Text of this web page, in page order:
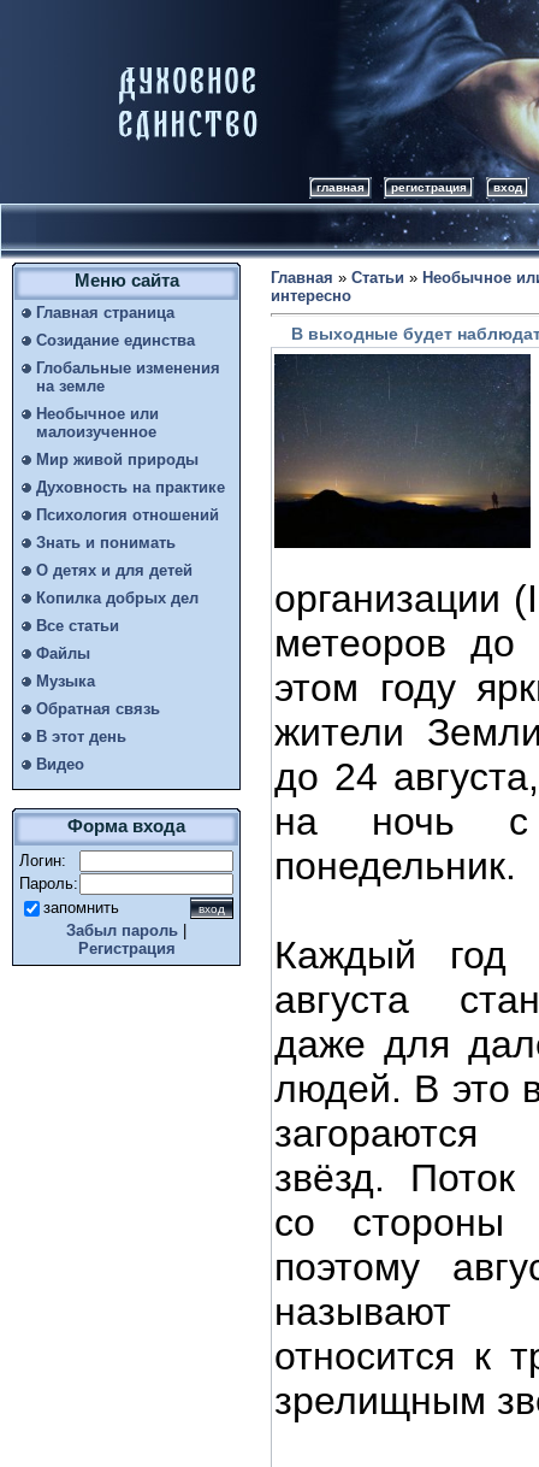
главная регистрация вход
Меню сайта
Главная страница
Созидание единства
Глобальные изменения
на земле
Необычное или
малоизученное
Мир живой природы
Духовность на практике
Психология отношений
Знать и понимать
О детях и для детей
Копилка добрых дел
Все статьи
Файлы
Музыка
Обратная связь
В этот день
Видео
Форма входа
Логин:
Пароль:
запомнить
Забыл пароль
Регистрация
Главная » Статьи » Необычное
интересно
В выходные будет
организации
метеоров
этом году
жители
до 24
на ночь с
понедельник.
Каждый
августа
даже для
людей. В это
звёзд. Поток
со стороны
поэтому
относится к
зрелищным